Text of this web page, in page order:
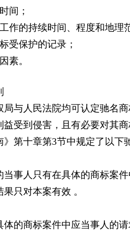
间；
作的持续时间、程度和地理
受保护的记录；
素。
局与人民法院均可认定驰名
益受到侵害，且有必要对其
第十章第3节中规定了以下
当事人只有在具体的商标案
只对本案有效 。
体的商标案件中应当事人的